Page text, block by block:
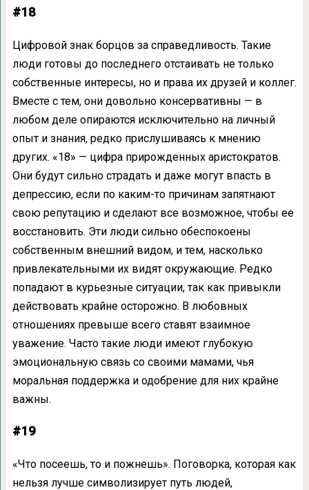
#18
Цифровой знак борцов за справедливость. Такие
люди готовы до последнего отстаивать не только
собственные интересы, но и права их друзей и коллег.
Вместе с тем, они довольно консервативны — в
любом деле опираются исключительно на личный
опыт и знания, редко прислушиваясь к мнению
других. «18» — цифра прирожденных аристократов.
Они будут сильно страдать и даже могут впасть в
депрессию, если по каким-то причинам запятнают
свою репутацию и сделают все возможное, чтобы ее
восстановить. Эти люди сильно обеспокоены
собственным внешний видом, и тем, насколько
привлекательными их видят окружающие. Редко
попадают в курьезные ситуации, так как привыкли
действовать крайне осторожно. В любовных
отношениях превыше всего ставят взаимное
уважение. Часто такие люди имеют глубокую
эмоциональную связь со своими мамами, чья
моральная поддержка и одобрение для них крайне
важны.
#19
«Что посеешь, то и пожнешь». Поговорка, которая как
нельзя лучше символизирует путь людей,